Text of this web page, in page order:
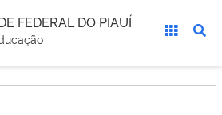
FEDERAL DO PIAUÍ